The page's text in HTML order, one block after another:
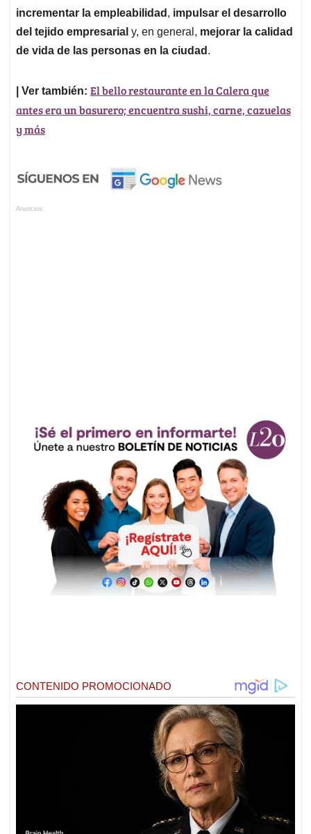
incrementar la empleabilidad , impulsar el desarrollo
del tejido empresarial y, en general, mejorar la calidad
de vida de las personas en la ciudad .
| Ver también: El bello restaurante en la Calera que
antes era un basurero; encuentra sushi, carne, cazuelas
y más
Anuncios.